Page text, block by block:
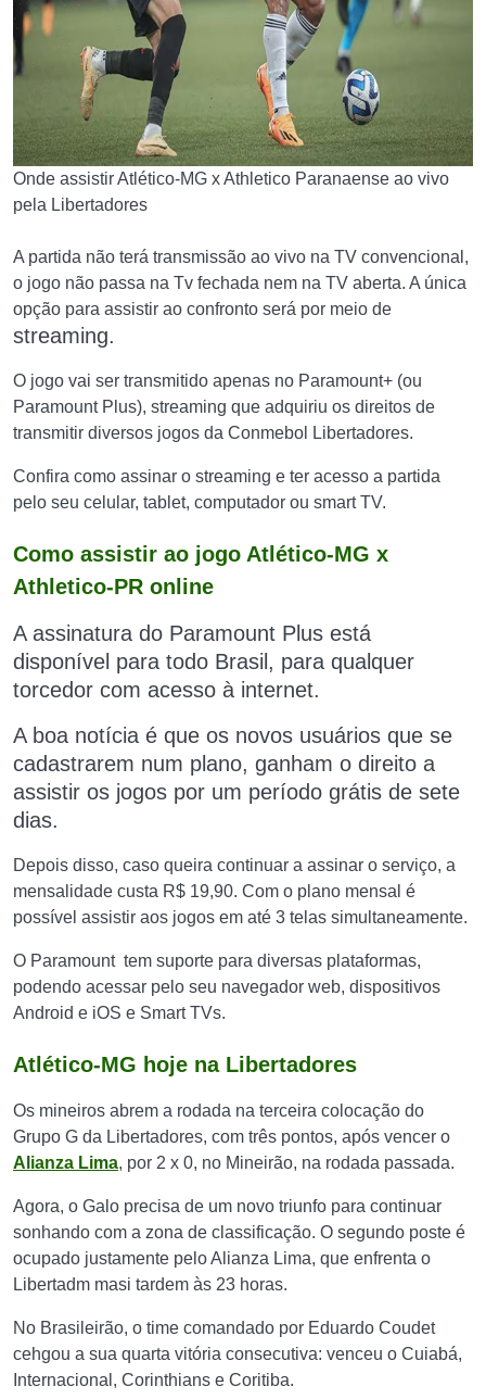
Onde assistir Atlético-MG x Athletico Paranaense ao vivo
pela Libertadores
A partida não terá transmissão ao vivo na TV convencional,
o jogo não passa na Tv fechada nem na TV aberta. A única
opção para assistir ao confronto será por meio de
streaming.
O jogo vai ser transmitido apenas no Paramount+ (ou
Paramount Plus), streaming que adquiriu os direitos de
transmitir diversos jogos da Conmebol Libertadores.
Confira como assinar o streaming e ter acesso a partida
pelo seu celular, tablet, computador ou smart TV.
Como assistir ao jogo Atlético-MG x
Athletico-PR online
A assinatura do Paramount Plus está
disponível para todo Brasil, para qualquer
torcedor com acesso à internet.
A boa notícia é que os novos usuários que se
cadastrarem num plano, ganham o direito a
assistir os jogos por um período grátis de sete
dias.
Depois disso, caso queira continuar a assinar o serviço, a
mensalidade custa R$ 19,90. Com o plano mensal é
possível assistir aos jogos em até 3 telas simultaneamente.
O Paramount tem suporte para diversas plataformas,
podendo acessar pelo seu navegador web, dispositivos
Android e iOS e Smart TVs.
Atlético-MG hoje na Libertadores
Os mineiros abrem a rodada na terceira colocação do
Grupo G da Libertadores, com três pontos, após vencer o
Alianza Lima, por 2 x 0, no Mineirão, na rodada passada.
Agora, o Galo precisa de um novo triunfo para continuar
sonhando com a zona de classificação. O segundo poste é
ocupado justamente pelo Alianza Lima, que enfrenta o
Libertadm masi tardem às 23 horas.
No Brasileirão, o time comandado por Eduardo Coudet
cehgou a sua quarta vitória consecutiva: venceu o Cuiabá,
Internacional, Corinthians e Coritiba.